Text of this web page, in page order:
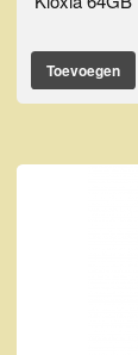
Toevoegen